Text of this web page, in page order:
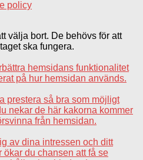
policy
välja bort. De behövs för att
ska fungera.
hemsidans funktionalitet
på hur hemsidan används.
prestera så bra som möjligt
nekar de här kakorna kommer
från hemsidan.
av dina intressen och ditt
ökar du chansen att få se